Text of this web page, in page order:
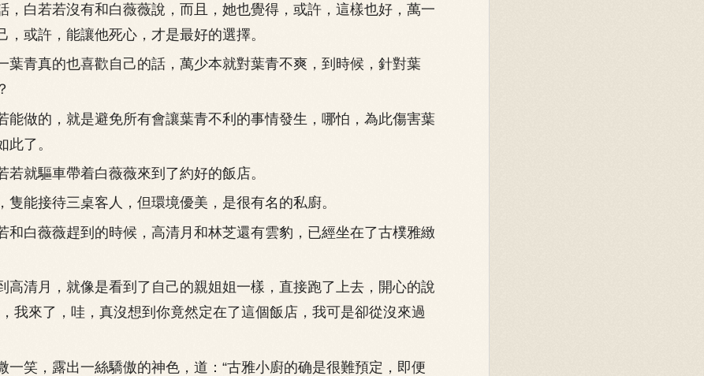
白若若沒有和白薇薇說，而且，她也覺得，或許，這樣也好，萬一
，或許，能讓他死心，才是最好的選擇。
青真的也喜歡自己的話，萬少本就對葉青不爽，到時候，針對葉
做的，就是避免所有會讓葉青不利的事情發生，哪怕，為此傷害葉
此了。
就驅車帶着白薇薇來到了約好的飯店。
能接待三桌客人，但環境優美，是很有名的私廚。
白薇薇趕到的時候，高清月和林芝還有雲豹，已經坐在了古樸雅緻
清月，就像是看到了自己的親姐姐一樣，直接跑了上去，開心的說
我來了，哇，真沒想到你竟然定在了這個飯店，我可是卻從沒來過
笑，露出一絲驕傲的神色，道：“古雅小廚的确是很難預定，即便